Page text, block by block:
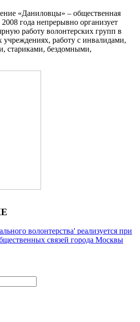
«Даниловцы» – общественная
2008 года непрерывно организует
работу волонтерских групп в
учреждениях, работу с инвалидами,
стариками, бездомными,